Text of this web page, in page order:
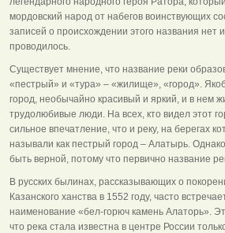
мордовский народ от набегов воинствующих
записей о происхождении этого названия нет
проводилось.
Существует мнение, что название реки
«пестрый» и «тура» – «жилище», «город».
город, необычайно красивый и яркий, и в нем
трудолюбивые люди. На всех, кто видел этот
сильное впечатление, что и реку, на берегах
называли как пестрый город – Алатырь.
быть верной, потому что первично название
В русских былинах, рассказывающих о
Казанского ханства в 1552 году, часто
наименование «бел-горюч камень Алаторь».
что река стала известна в центре России